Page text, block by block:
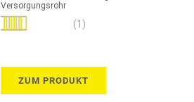
Versorgungsrohr
Bewertung:
(1)
ZUM PRODUKT